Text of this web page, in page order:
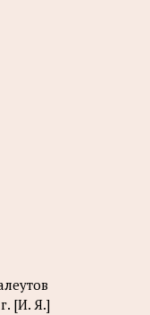
[И. Я.]